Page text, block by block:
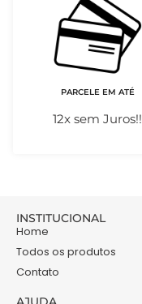
PARCELE EM ATÉ
12x sem Juros!!
INSTITUCIONAL
Home
Todos os produtos
Contato